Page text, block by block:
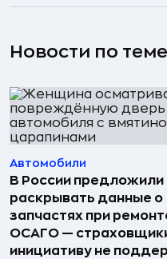
Новости по теме
Автомобили
В России предложили
раскрывать данные о
запчастях при
ОСАГО —
инициативу не